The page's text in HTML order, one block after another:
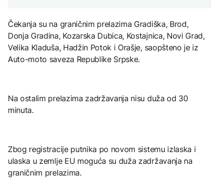
ZANIMLJIVOSTI
Rihanna radi na novom
albumu
Čekanja su na graničnim prelazima Gradiška, Brod,
Donja Gradina, Kozarska Dubica, Kostajnica, Novi Grad,
Velika Kladuša, Hadžin Potok i Orašje, saopšteno je iz
Auto-moto saveza Republike Srpske.
Na ostalim prelazima zadržavanja nisu duža od 30
minuta.
Zbog registracije putnika po novom sistemu izlaska i
ulaska u zemlje EU moguća su duža zadržavanja na
graničnim prelazima.